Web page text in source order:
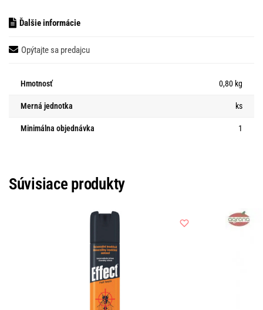
Ďalšie informácie
Opýtajte sa predajcu
Hmotnosť 0,80 kg
Merná jednotka ks
Minimálna objednávka 1
Súvisiace produkty